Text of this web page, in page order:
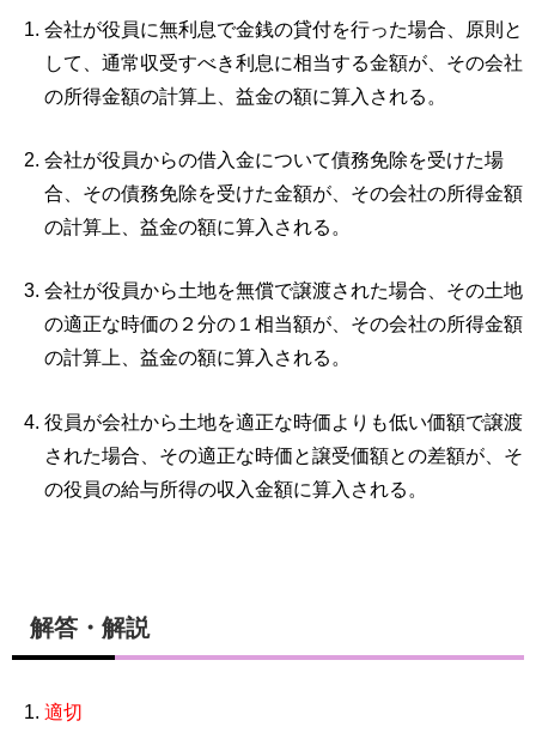
会社が役員に無利息で金銭の貸付を行った場合、原則と
して、通常収受すべき利息に相当する金額が、その会社
の所得金額の計算上、益金の額に算入される。
会社が役員からの借入金について債務免除を受けた場
合、その債務免除を受けた金額が、その会社の所得金額
の計算上、益金の額に算入される。
会社が役員から土地を無償で譲渡された場合、その土地
の適正な時価の２分の１相当額が、その会社の所得金額
の計算上、益金の額に算入される。
役員が会社から土地を適正な時価よりも低い価額で譲渡
された場合、その適正な時価と譲受価額との差額が、そ
の役員の給与所得の収入金額に算入される。
解答・解説
適切